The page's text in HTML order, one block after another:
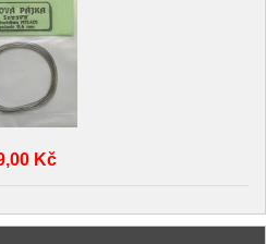
Kč